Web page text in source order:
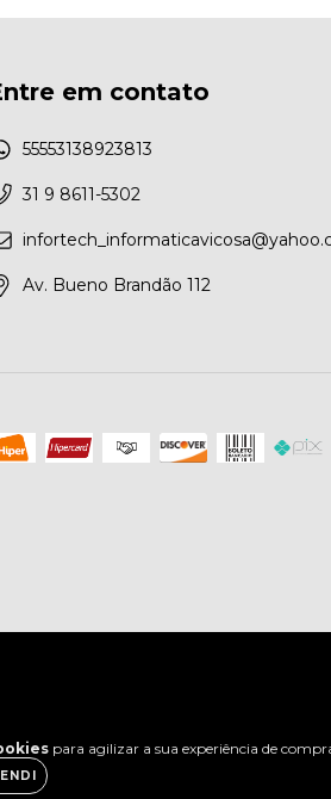
para agilizar a sua experiência de
em contato
55553138923813
31 9 8611-5302
Av. Bueno Brandão 112